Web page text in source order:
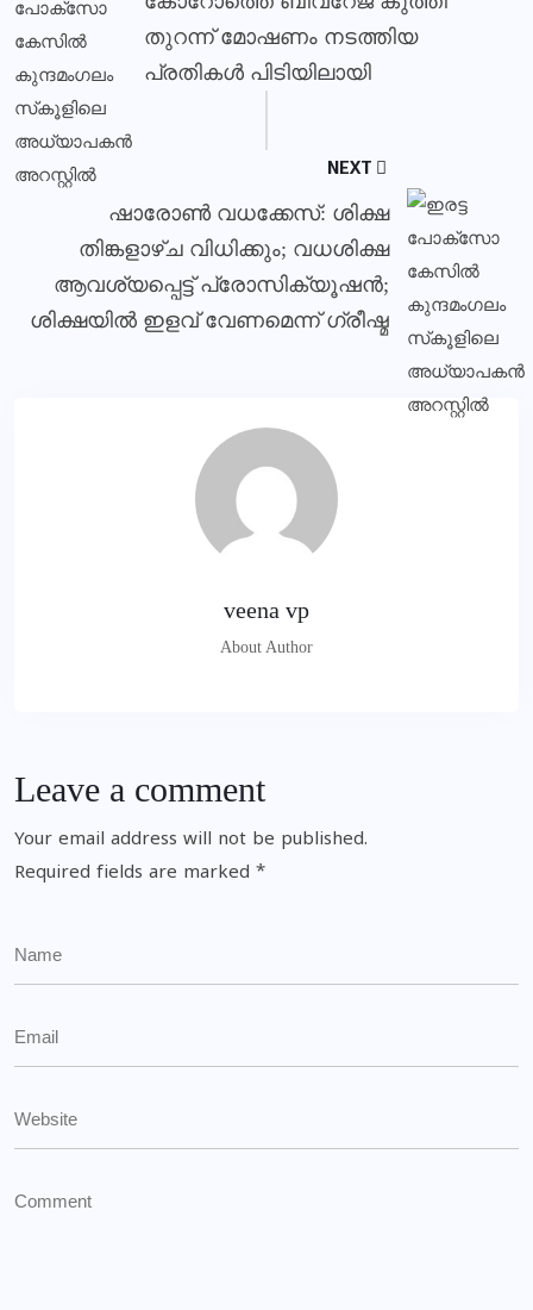
തുറന്ന് മോഷണം നടത്തിയ
പ്രതികൾ പിടിയിലായി
NEXT
ഷാരോണ്‍ വധക്കേസ്: ശിക്ഷ
തിങ്കളാഴ്ച വിധിക്കും; വധശിക്ഷ
ആവശ്യപ്പെട്ട് പ്രോസിക്യൂഷന്‍;
ശിക്ഷയില്‍ ഇളവ് വേണമെന്ന് ഗ്രീഷ്മ
veena vp
About Author
Leave a comment
Your email address will not be published.
Required fields are marked *